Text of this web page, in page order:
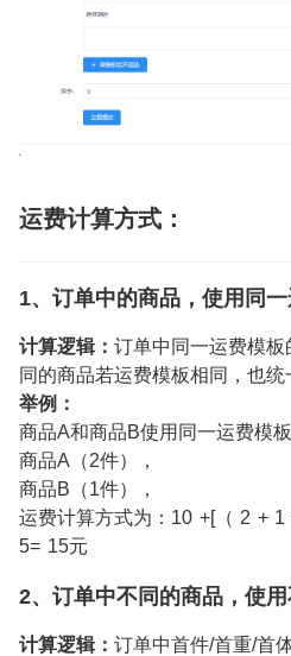
运费计算方式：
1、订单中的商品，使用同
计算逻辑： 订单中同一运费模
同的商品若运费模板相同，也统
举例：
商品A和商品B使用同一运费模
商品A（2件），
商品B（1件），
运费计算方式为：10 +[（ 2 +
5= 15元
2、订单中不同的商品，使
计算逻辑： 订单中首件/首重/首